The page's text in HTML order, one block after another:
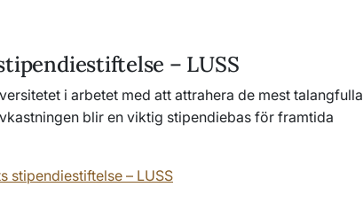
– LUSS
i arbetet med att attrahera de mest talangfulla
blir en viktig stipendiebas för framtida
stipendiestiftelse – LUSS